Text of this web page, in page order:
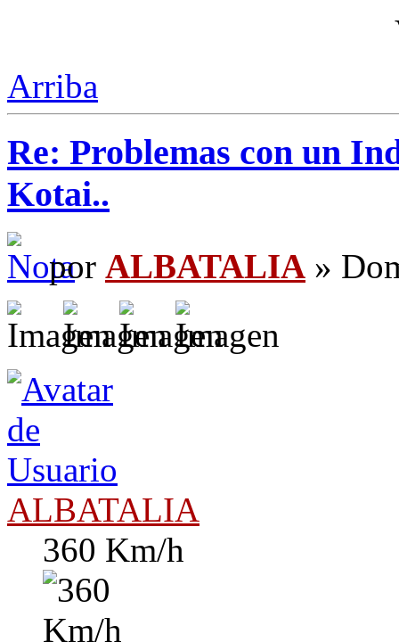
Arriba
Re: Problemas con un
Kotai..
por ALBATALIA »
ALBATALIA
360 Km/h